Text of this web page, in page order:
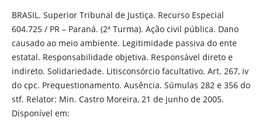
BRASIL. Superior Tribunal de Justiça. Recurso Especial
604.725 / PR – Paraná. (2ª Turma). Ação civil pública. Dano
causado ao meio ambiente. Legitimidade passiva do ente
estatal. Responsabilidade objetiva. Responsável direto e
indireto. Solidariedade. Litisconsórcio facultativo. Art. 267, iv
do cpc. Prequestionamento. Ausência. Súmulas 282 e 356 do
stf. Relator: Min. Castro Moreira, 21 de junho de 2005.
Disponível em: